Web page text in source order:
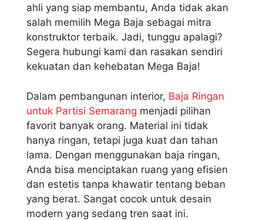
ahli yang siap membantu, Anda tidak akan
salah memilih Mega Baja sebagai mitra
konstruktor terbaik. Jadi, tunggu apalagi?
Segera hubungi kami dan rasakan sendiri
kekuatan dan kehebatan Mega Baja!
Dalam pembangunan interior, Baja Ringan
untuk Partisi Semarang menjadi pilihan
favorit banyak orang. Material ini tidak
hanya ringan, tetapi juga kuat dan tahan
lama. Dengan menggunakan baja ringan,
Anda bisa menciptakan ruang yang efisien
dan estetis tanpa khawatir tentang beban
yang berat. Sangat cocok untuk desain
modern yang sedang tren saat ini.